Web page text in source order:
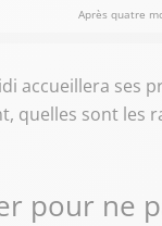
Après quatre
accueillera ses
quelles sont les
pour ne